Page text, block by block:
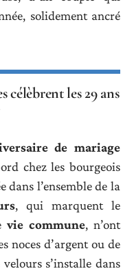
solidement ancré
célèbrent les 29 ans
de mariage
chez les bourgeois
dans l’ensemble de la
, qui marquent le
vie commune, n’ont
noces d’argent ou de
s’installe dans